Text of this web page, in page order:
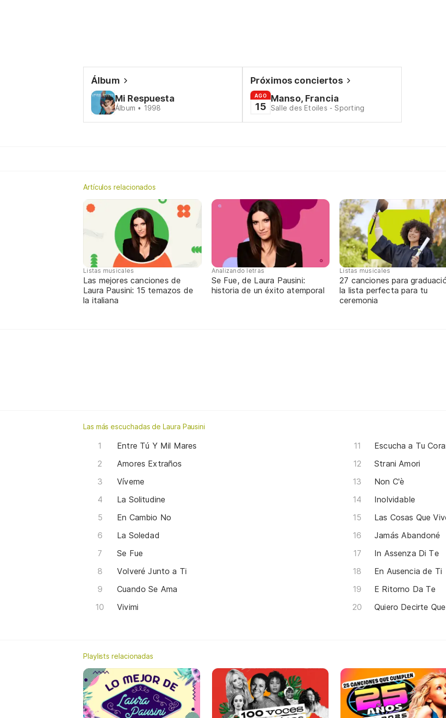
Álbum
Mi Respuesta
Álbum • 1998
Próximos conciertos
AGO
15
Manso, Francia
Salle des Etoiles - Sporting
Artículos relacionados
Listas musicales
Las mejores canciones de
Laura Pausini: 15 temazos de
la italiana
Analizando letras
Se Fue, de Laura Pausini:
historia de un éxito atemporal
Listas musicales
27 canciones para
la lista perfecta para tu
ceremonia
Las más escuchadas de Laura Pausini
Entre Tú Y Mil Mares
Amores Extraños
Víveme
La Solitudine
En Cambio No
La Soledad
Se Fue
Volveré Junto a Ti
Cuando Se Ama
Vivimi
Escucha a Tu
Strani Amori
Non C'è
Inolvidable
Las Cosas Que
Jamás Abandoné
In Assenza Di Te
En Ausencia de Ti
E Ritorno Da Te
Quiero Decirte
Playlists relacionadas